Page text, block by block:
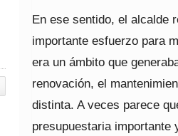
En ese sentido, el alcalde
importante esfuerzo para
era un ámbito que
renovación, el
distinta. A veces parece
presupuestaria importante